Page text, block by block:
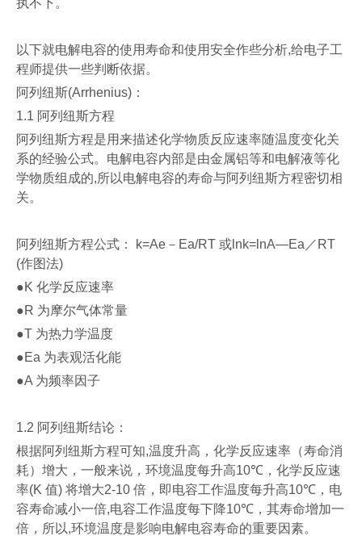
执不下。
以下就电解电容的使用寿命和使用安全作些分析,给电子工
程师提供一些判断依据。
阿列纽斯(Arrhenius) ：
1.1 阿列纽斯方程
阿列纽斯方程是用来描述化学物质反应速率随温度变化关
系的经验公式。电解电容内部是由金属铝等和电解液等化
学物质组成的,所以电解电容的寿命与阿列纽斯方程密切相
关。
阿列纽斯方程公式： k=Ae － Ea/RT 或 lnk=lnA—Ea ／ RT
(作图法)
●K 化学反应速率
●R 为摩尔气体常量
●T 为热力学温度
●Ea 为表观活化能
●A 为频率因子
1.2 阿列纽斯结论 ：
根据阿列纽斯方程可知,温度升高，化学反应速率（寿命消
耗）增大，一般来说，环境温度每升高10℃ ，化学反应速
率(K 值) 将增大2-10 倍，即电容工作温度每升高10℃ ，电
容寿命减小一倍,电容工作温度每下降10℃ ，其寿命增加一
倍，所以,环境温度是影响电解电容寿命的重要因素。